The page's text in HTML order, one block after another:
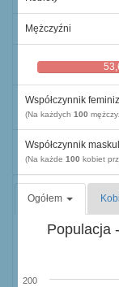
Mężczyźni
Współczynnik
(Na każdych 100
Współczynnik
(Na każde 100 kobiet
Ogółem
Populacja
200